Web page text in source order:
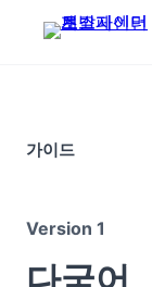
가이드
Version 1